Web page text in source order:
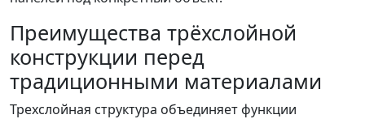
Преимущества трёхслойной
конструкции перед
традиционными материалами
Трехслойная структура объединяет функции